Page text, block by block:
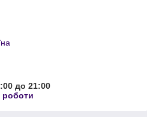
до 21:00
роботи